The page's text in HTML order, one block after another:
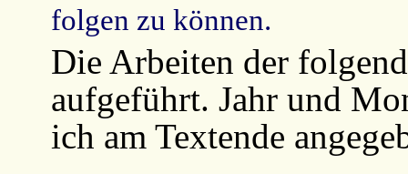
folgen zu können.
Die Arbeiten der
aufgeführt. Jahr und
ich am Textende